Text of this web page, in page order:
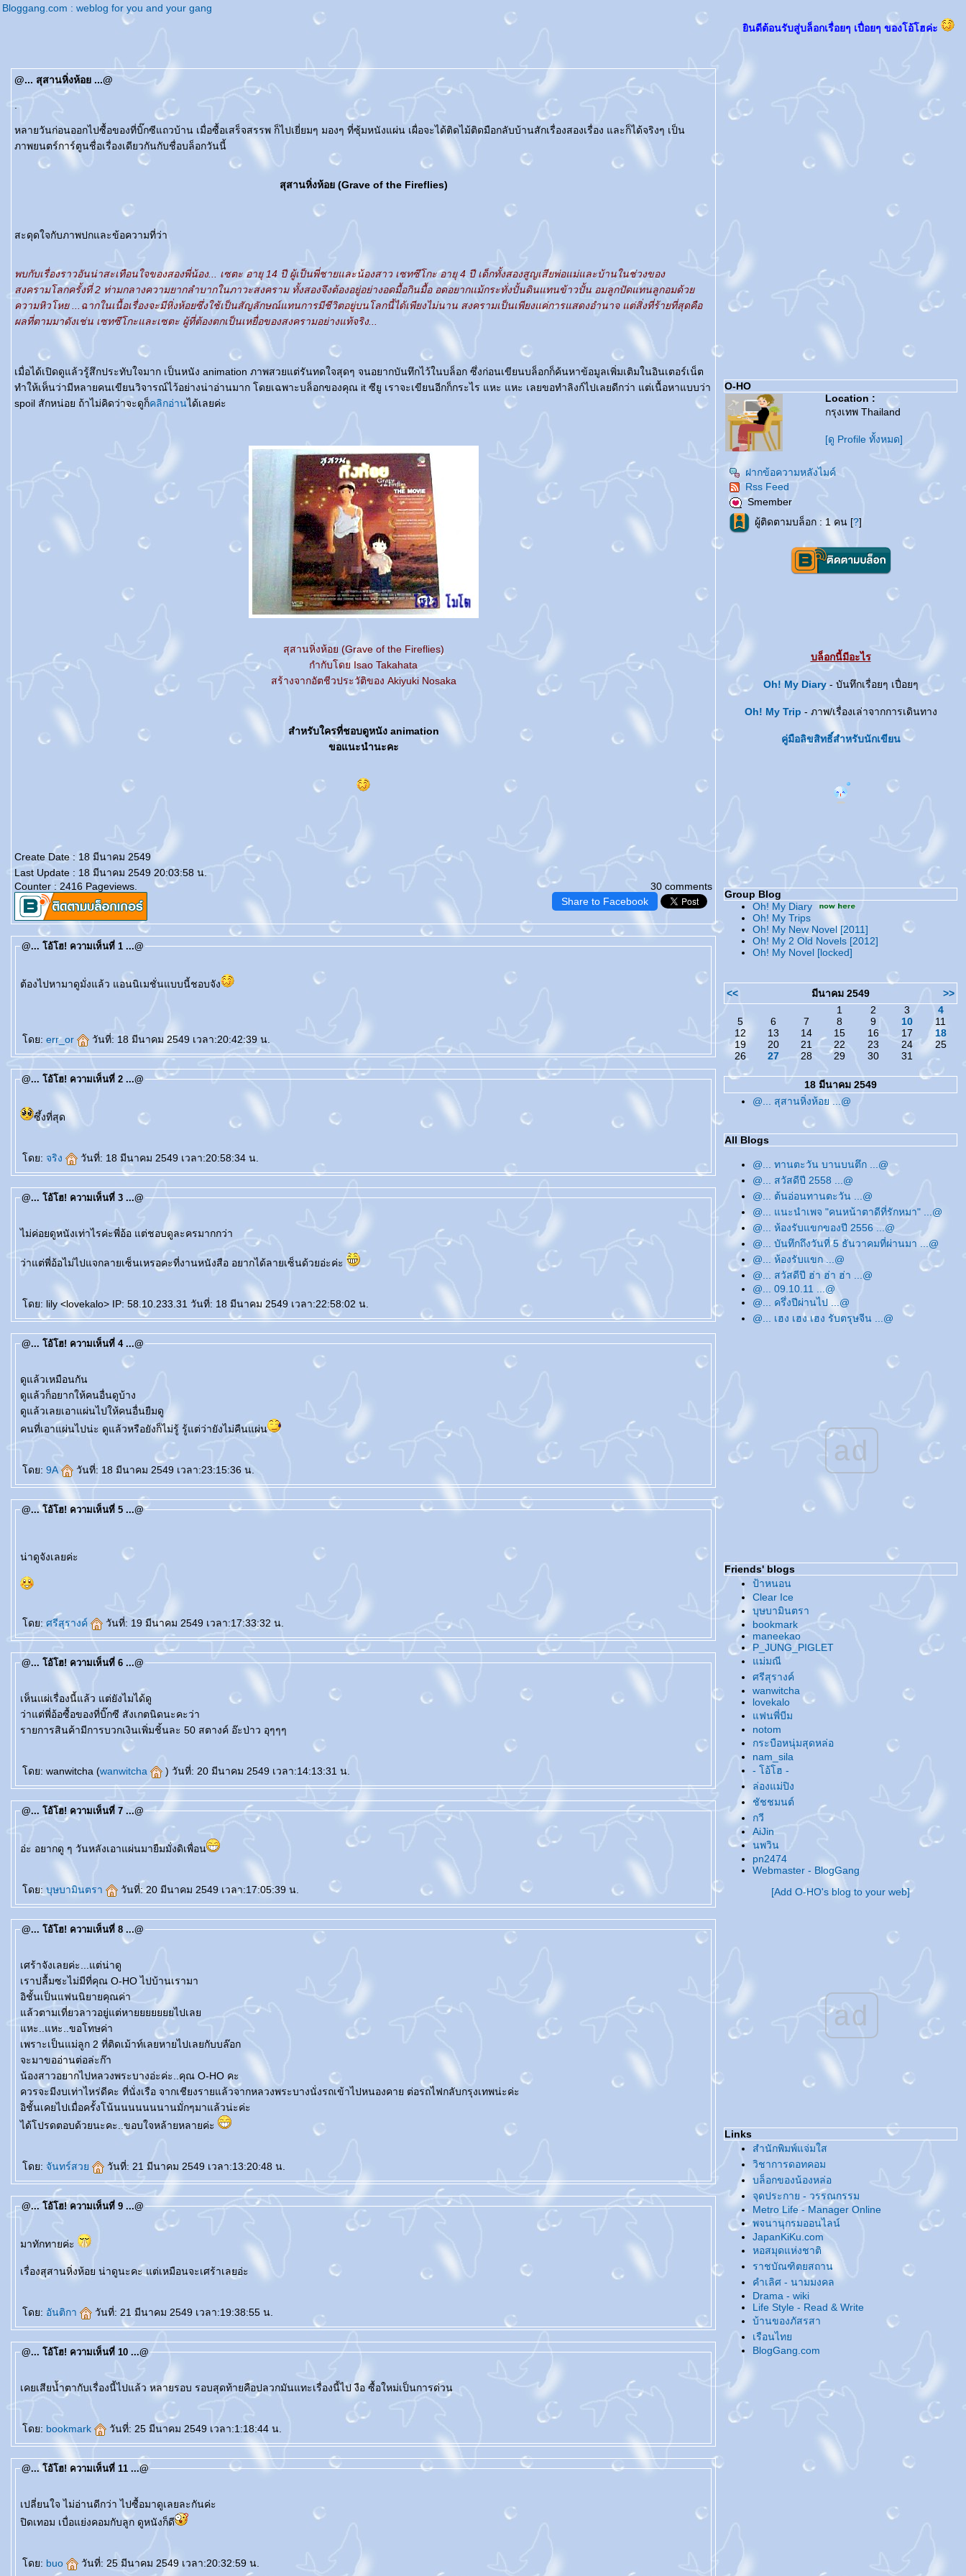
Bloggang.com : weblog for you and your gang
ินดีต้อนรับสู่บล็อกเรื่อยๆ เปื่อยๆ ของโอ้โฮค่ะ
@... สุสานหิ่งห้อย ...@
หลายวันก่อนออกไปซื้อของที่บิ๊กซีแถวบ้าน เมื่อซื้อเสร็จสรรพ ก็ไปเยี่ยมๆ มองๆ ที่ซุ้มหนังแผ่น เผื่อจะได้ติดไม้ติดมือกลับบ้านสักเรื่องสองเรื่อง และก็ได้จริงๆ เป็น
ภาพยนตร์การ์ตูนชื่อเรื่องเดียวกันกับชื่อบล็อกวันนี้
สุสานหิ่งห้อย (Grave of the Fireflies)
สะดุดใจกับภาพปกและข้อความที่ว่า
พบกับเรื่องราวอันน่าสะเทือนใจของสองพี่น้อง... เซตะ อายุ 14 ปี ผู้เป็นพี่ชายและน้องสาว เซทซึโกะ อายุ 4 ปี เด็กทั้งสองสูญเสียพ่อแม่และบ้านในช่วงของ
สงครามโลกครั้งที่ 2 ท่ามกลางความยากลำบากในภาวะสงคราม ทั้งสองจึงต้องอยู่อย่างอดมื้อกินมื้อ อดอยากแม้กระทั่งปั้นดินแทนข้าวปั้น อมลูกปัดแทนลูกอมด้ว
ความหิวโหย ...ฉากในเนื้อเรื่องจะมีหิ่งห้อยซึ่งใช้เป็นสัญลักษณ์แทนการมีชีวิตอยู่บนโลกนี้ได้เพียงไม่นาน สงครามเป็นเพียงแค่การแสดงอำนาจ แต่สิ่งที่ร้ายที่สุดคือ
ผลที่ตามมาดังเช่น เซทซึโกะและเซตะ ผู้ที่ต้องตกเป็นเหยื่อของสงครามอย่างแท้จริง...
เมื่อได้เปิดดูแล้วรู้สึกประทับใจมาก เป็นหนัง animation ภาพสวยแต่รันทดใจสุดๆ จนอยากบันทึกไว้ในบล็อก ซึ่งก่อนเขียนบล็อกก็ค้นหาข้อมูลเพิ่มเติมในอินเตอร์เน็ต
ทำให้เห็นว่ามีหลายคนเขียนวิจารณ์ไว้อย่างน่าอ่านมาก โดยเฉพาะบล็อกของคุณ it ซียู เราจะเขียนอีกก็กระไร แหะ แหะ เลยขอทำลิงก์ไปเลยดีกว่า แต่เนื้อหาแบบว่า
spoil สักหน่อย ถ้าไม่คิดว่าจะดูก็คลิกอ่านได้เลยค่ะ
สุสานหิ่งห้อย (Grave of the Fireflies)
กำกับโดย Isao Takahata
สร้างจากอัตชีวประวัติของ Akiyuki Nosaka
สำหรับใครที่ชอบดูหนัง animation
ขอแนะนำนะคะ
Create Date : 18 มีนาคม 2549
Last Update : 18 มีนาคม 2549 20:03:58 น.
30 comments
Counter : 2416 Pageviews.
Share to Facebook
@... โอ้โฮ! ความเห็นที่ 1 ...@
ต้องไปหามาดูมั่งแล้ว แอนนิเมชั่นแบบนี้ชอบจัง
ดย: err_or วันที่: 18 มีนาคม 2549 เวลา:20:42:39 น.
@... โอ้โฮ! ความเห็นที่ 2 ...@
ซึ้งที่สุด
ดย: จริง วันที่: 18 มีนาคม 2549 เวลา:20:58:34 น.
@... โอ้โฮ! ความเห็นที่ 3 ...@
ไม่ค่อยดูหนังเท่าไรค่ะพี่อ้อ แต่ชอบดูละครมากกว่า
ว่าแต่พี่อ้อไม่ไปแจกลายเซ็นเหรอคะที่งานหนังสือ อยากได้ลายเซ็นด้วยอ่ะค่ะ
ดย: lily <lovekalo> IP: 58.10.233.31 วันที่: 18 มีนาคม 2549 เวลา:22:58:02 น.
@... โอ้โฮ! ความเห็นที่ 4 ...@
ดูแล้วเหมือนกัน
ดูแล้วก็อยากให้คนอื่นดูบ้าง
ดูแล้วเลยเอาแผ่นไปให้คนอื่นยืมดู
คนที่เอาแผ่นไปน่ะ ดูแล้วหรือยังก็ไม่รู้ รู้แต่ว่ายังไม่คืนแผ่น
ดย: 9A วันที่: 18 มีนาคม 2549 เวลา:23:15:36 น.
@... โอ้โฮ! ความเห็นที่ 5 ...@
น่าดูจังเลยค่ะ
ดย: ศรีสุรางค์ วันที่: 19 มีนาคม 2549 เวลา:17:33:32 น.
@... โอ้โฮ! ความเห็นที่ 6 ...@
เห็นแผ่เรื่องนี้แล้ว แต่ยังไมได้ดู
ว่าแต่พี่อ้อซื้อของที่บิ๊กซี สังเกตนิดนะคะว่า
รายการสินค้ามีการบวกเงินเพิ่มชิ้นละ 50 สตางค์ อ๊ะป่าว อุๆๆๆ
ดย: wanwitcha (wanwitcha ) วันที่: 20 มีนาคม 2549 เวลา:14:13:31 น.
@... โอ้โฮ! ความเห็นที่ 7 ...@
อ่ะ อยากดู ๆ วันหลังเอาแผ่นมายืมมั่งดิเพื่อน
ดย: บุษบามินตรา วันที่: 20 มีนาคม 2549 เวลา:17:05:39 น.
@... โอ้โฮ! ความเห็นที่ 8 ...@
เศร้าจังเลยค่ะ...แต่น่าดู
เราปลื้มซะไม่มีที่คุณ O-HO ไปบ้านเรามา
อิชั้นเป็นแฟนนิยายคุณค่า
ล้วตามเที่ยวลาวอยู่แต่หายยยยยยยไปเล
หะ..แหะ..ขอโทษค่า
เพราะเป็นแม่ลูก 2 ที่ติดเม้าท์เลยหายไปเลยกับบล๊อก
จะมาขออ่านต่อล่ะก๊า
น้องสาวอยากไปหลวงพระบางอ่ะค่ะ..คุณ O-HO คะ
ควรจะมีงบเท่าไหร่ดีคะ ที่นั่งเรือ จากเชียงรายแล้วจากหลวงพระบางนั่งรถเข้าไปหนองคาย ต่อรถไฟกลับกรุงเทพน่ะค่ะ
อิชั้นเคยไปเมื่อครั้งโน้นนนนนนนานมั่กๆมาแล้วน่ะค่ะ
ได้โปรดตอบด้วยนะคะ..ขอบใจหล้ายหลายค่ะ
ดย: จันทร์สว วันที่: 21 มีนาคม 2549 เวลา:13:20:48 น.
@... โอ้โฮ! ความเห็นที่ 9 ...@
มาทักทายค่ะ
เรื่องสุสานหิ่งห้อย น่าดูนะคะ แต่เหมือนจะเศร้าเลยอ่ะ
ดย: อันติกา วันที่: 21 มีนาคม 2549 เวลา:19:38:55 น.
@... โอ้โฮ! ความเห็นที่ 10 ...@
เคยเสียน้ำตากับเรื่องนี้ไปแล้ว หลายรอบ รอบสุดท้ายคือปลวกมันแทะเรื่องนี้ไป งือ ซื้อใหม่เป็นการด่วน
ดย: bookmark วันที่: 25 มีนาคม 2549 เวลา:1:18:44 น.
@... โอ้โฮ! ความเห็นที่ 11 ...@
เปลี่ยนใจ ไม่อ่านดีกว่า ไปซื้อมาดูเลยละกันค่ะ
ปิดเทอม เบื่อแย่งคอมกับลูก ดูหนังก็ดี
ดย: buo วันที่: 25 มีนาคม 2549 เวลา:20:32:59 น.
O-HO
Location :
กรุงเทพ Thailand
[ดู Profile ทั้งหมด]
ฝากข้อความหลังไมค์
Rss Feed
Smember
ผู้ติดตามบล็อก : 1 คน [?]
บล็อกนี้มีอะไร
Oh! My Diary- บันทึกเรื่อยๆ เปื่อยๆ
Oh! My Trip - ภาพ/เรื่องเล่าจากการเดินทาง
คู่มือลิขสิทธิ์สำหรับนักเขียน
Group Blog
Oh! My Diary
Oh! My Trips
Oh! My New Novel [2011]
Oh! My 2 Old Novels [2012]
Oh! My Novel [locked]
<< มีนาคม 2549
>>
1
2 3
4
5
6 7 8 9 10
11
12
13 14 15 16 17
18
19
20 21 22 23 24
25
26
27 28 29 30 31
18 มีนาคม 2549
@... สุสานหิ่งห้อย ...@
All Blogs
@... ทานตะวัน บานบนตึก ...@
@... สวัสดีปี 2558 ...@
@... ต้นอ่อนทานตะวัน ...@
@... แนะนำเพจ "คนหน้าตาดีที่รักหมา" ...@
@... ห้องรับแขกของปี 2556 ...@
@... บันทึกถึงวันที่ 5 ธันวาคมที่ผ่านมา ...@
@... ห้องรับแขก ...@
@... สวัสดีปี ฮ่า ฮ่า ฮ่า ...@
@... 09.10.11 ...@
@... ครึ่งปีผ่านไป ...@
@... เฮง เฮง เฮง รับตรุษจีน ...@
@... ชวน ชวน ...@
@... บันทึกถึงสิ่งที่ทำ ...@
@... ปัดกวาดบล็อกกันซะหน่อย ...@
@... สวัสดีปีใหม่ไทย ...@
@... สวัสดีปีใหม่ค่ะ ...@
@... 08.08.08 ...@
@... บอล... ลูกกลมๆ ...@
@... อัพเดทบล็อกเรื่อยเปื่อย ...@
@... ของฝากจากทะเล ...@
@... เธอสวยจนน่าสงสัย ? ...@
@... หนังสือ & ซีรีย์ ...@
@... เอาบุญมาฝาก ...@
@... ให้ห้า ให้มึน ...@
@... ดูแต่ซีรีย์ ...@
@... ผมสั้น & ผมยาว ...@
@... กลับมาบ้าเมะอีกรอบแล้ว ทำไงดี ...@
@... อัพเดทชีวิต ...@
@... ... ...@
@... Happy New Year 2008 ...@
@... Up Up Up ...@
@... ชวนไปงาน Love is all around... Seeking
True Love ค่ะ ...@
@... โนดาเมะ..จั..งงงงง ...@
@... แต่งธรรมาสน์ เทศน์มหาชาติ ...@
@... !@#$%^&*#? ...@
@... งานหนังสือกำลังจะมาถึงอีกแว้ว..ว..ว ...@
@... อัพเดทกันหน่อย ...@
@... Tag - ความฝันของคนหน้าเหมือนคนดัง
@... งานหนังสือ / นักเขียนกับจิตสำนึกด้าน
^o^... คู่มือลิขสิทธิ์สำหรับนักเขียน ...^o^
@... ชวนกันไปงานหนังสือ ...@
@... สวัสดีปีใหม่จีน ...@
@... ของสะสม ...@
@... แท็ก แถ็ก ...@
@... ??? ...@
@... สวัสดีปีหมู... ท้อง...ทอง ...@
@... ในลิ้นชัก ...@
@... มีแต่ความรู้สึกดี๊ดี ...@
@... Charity Love Charity Party ...@
@... บานชื่น - ชื่นบาน ...@
@... มั่ง มี ศรี สุข ...@
@... ลองของใหม่ ...@
@... ประกาศตัว 'กิ๊ก' คนใหม่ ...@
@... กลุ่มย่อย 'งานฝีมือ' เป็นเหตุ ...@
@... ณ อุทยานนี้งามด้วยจามจุรี ...@
@... มิถุนาที่ผ่านมา ...@
@... ธ ทรงเป็นศูนย์รวมใจไทยทั้งชาติ ...@
@... เปิดบล็อกคุยกัน ...@
@... มาน่ารักใกล้ๆ หน่อย ...@
@... งานหนังสือครั้งนี้ - เสียหายไม่มาก ...@
@... แนะนำนิยายเผื่อคนไปงานหนังสือครั้งนี้
@... สุสานหิ่งห้อย ...@
@... เก็บมาฝากจากฟอร์เวิร์ดเมล์ ...@
@... ทบทวนประจำปี ...@
ad
Friends' blogs
ป้าหนอน
Clear Ice
บุษบามินตรา
bookmark
maneekao
P_JUNG_PIGLET
ม่มณี
ศรีสุรางค์
wanwitcha
lovekalo
ฟนพี่บีม
notom
กระบือหนุ่มสุดหล่อ
nam_sila
- โอ้โฮ -
ล่องแม่ปิง
ชัชชมนต์
กวี
AiJin
นพวิน
pn2474
Webmaster - BlogGang
[Add O-HO's blog to your web]
ad
Links
สำนักพิมพ์แจ่มใส
วิชาการดอทคอม
บล็อกของน้องหล่อ
จุดประกาย - วรรณกรรม
Metro Life - Manager Online
พจนานุกรมออนไลน์
JapanKiKu.com
หอสมุดแห่งชาติ
ราชบัณฑิตยสถาน
คำเลิศ - นามมงคล
Drama - wiki
Life Style - Read & Write
บ้านของภัสรสา
เรือนไท
BlogGang.com